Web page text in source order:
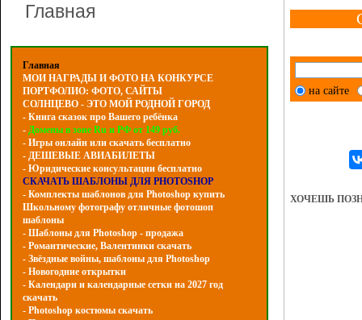
Главная
Главная
МОИ НАГРАДЫ И ФОТО НА КОНКУРСЕ
ПОРТФОЛИО: ФОТО, САЙТЫ
СОЛНЦЕВО - ЭТО МОЙ РОДНОЙ ГОРОД
- Книга сказок про Вашего ребёнка
- Домены в зоне Ru и РФ от 149 руб.
- Игры онлайн или скачать бесплатно
- ДЕШЕВЫЕ АВИАБИЛЕТЫ
- Юридические консультации бесплатно
СКАЧАТЬ ШАБЛОНЫ ДЛЯ PHOTOSHOP
- Комплекты шаблонов для Photoshop купить
Школьному фотографу отличные фотошоп
шаблоны
- Шаблоны для Photoshop - продажа
- Романтические, Валентинки скачать
- Звёздные войны, шаблоны для Photoshop
- Hовогодние открытки
- Календари и календарные сетки на 2027 год
скачать
- Photoshop костюмы скачать
на сайте
ХОЧЕШЬ